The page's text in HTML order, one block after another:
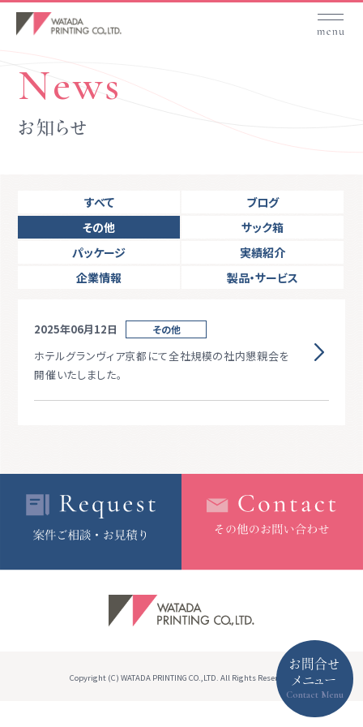
News
お知らせ
すべて
ブログ
その他
サック箱
パッケージ
実績紹介
企業情報
製品・サービス
2025年06月12日 その他
ホテルグランヴィア京都にて全社規模の社内懇親会を
開催いたしました。
お問合せ
メニュー
Contact Menu
Copyright (C) WATADA PRINTING CO.,LTD. All Rights Reserved.